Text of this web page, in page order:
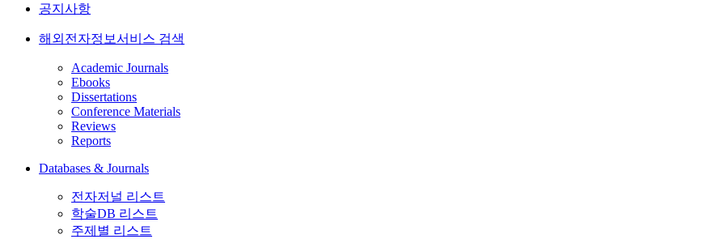
공지사항
해외전자정보서비스 검색
Academic Journals
Ebooks
Dissertations
Conference Materials
Reviews
Reports
Databases & Journals
전자저널 리스트
학술DB 리스트
주제별 리스트